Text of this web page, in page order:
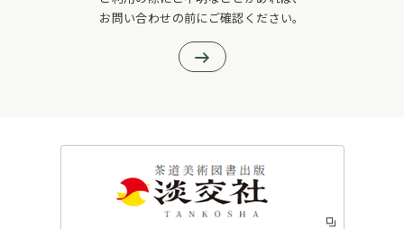
お問い合わせの前にご確認ください。